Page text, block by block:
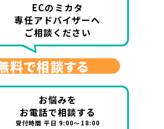
ECのミカタ
専任アドバイザーへ
ご相談ください
料で相談する
お悩みを
お電話で相談する
受付時間 平日 9:00～18:00